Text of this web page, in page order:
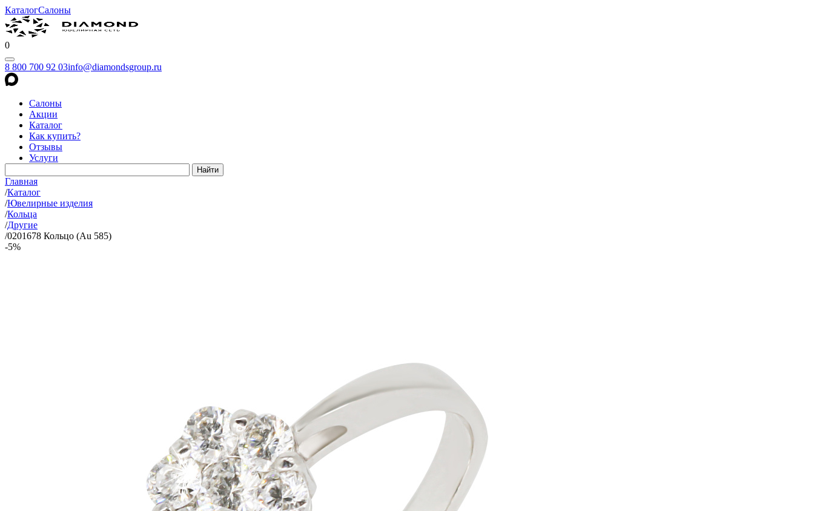
КаталогСалоны
0
8 800 700 92 03info@diamondsgroup.ru
Салоны
Акции
Каталог
Как купить?
Отзывы
Услуги
Главная
/Каталог
/Ювелирные изделия
/Кольца
/Другие
/0201678 Кольцо (Au 585)
-5%